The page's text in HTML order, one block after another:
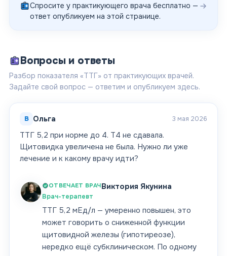
Спросите у практикующего врача бесплатно —
ответ опубликуем на этой странице.
Вопросы и ответы
Разбор показателя «ТТГ» от практикующих врачей.
Задайте свой вопрос — ответим и опубликуем здесь.
В Ольга 3 мая 2026
ТТГ 5,2 при норме до 4. Т4 не сдавала.
Щитовидка увеличена не была. Нужно ли уже
лечение и к какому врачу идти?
ОТВЕЧАЕТ ВРАЧВиктория Якунина
Врач-терапевт
ТТГ 5,2 мЕд/л — умеренно повышен, это
может говорить о сниженной функции
щитовидной железы (гипотиреозе),
нередко ещё субклиническом. По одному